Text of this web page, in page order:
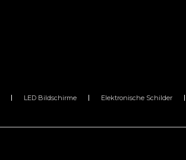
LED Bildschirme Elektronische Schilder